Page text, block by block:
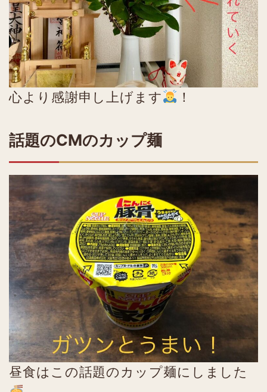
心より感謝申し上げます ！
話題のCMのカップ麺
昼食はこの話題のカップ麺にしました